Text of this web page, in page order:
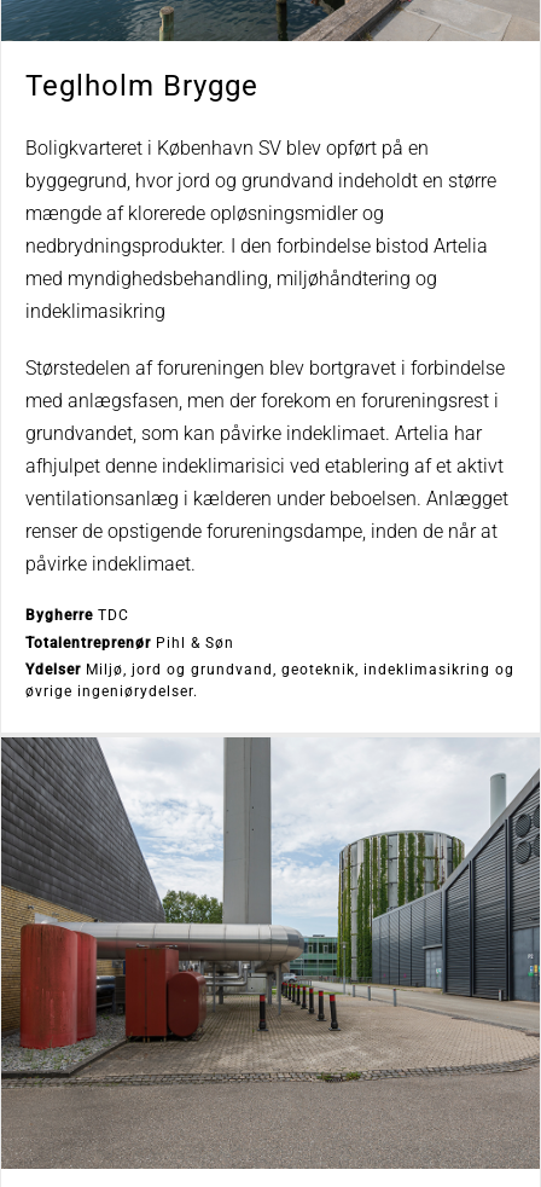
Teglholm Brygge
Boligkvarteret i København SV blev opført på en
byggegrund, hvor jord og grundvand indeholdt en større
mængde af klorerede opløsningsmidler og
nedbrydningsprodukter. I den forbindelse bistod Artelia
med myndighedsbehandling, miljøhåndtering og
indeklimasikring
Størstedelen af forureningen blev bortgravet i forbindelse
med anlægsfasen, men der forekom en forureningsrest i
grundvandet, som kan påvirke indeklimaet. Artelia har
afhjulpet denne indeklimarisici ved etablering af et aktivt
ventilationsanlæg i kælderen under beboelsen. Anlægget
renser de opstigende forureningsdampe, inden de når at
påvirke indeklimaet.
Bygherre TDC
Totalentreprenør Pihl & Søn
Ydelser Miljø, jord og grundvand, geoteknik, indeklimasikring og
øvrige ingeniørydelser.